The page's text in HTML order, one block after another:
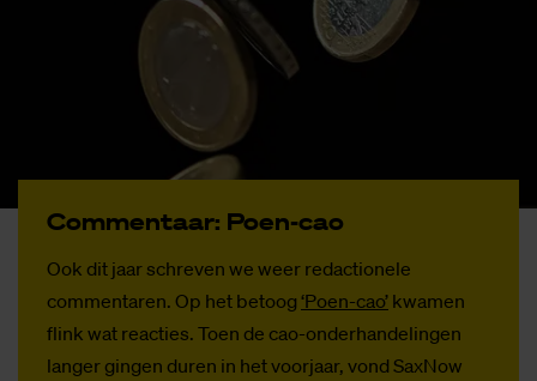
Com­men­taar: Poen-cao
Ook dit jaar schreven we weer redactionele
commentaren. Op het betoog ‘Poen-cao’ kwamen
flink wat reacties. Toen de cao-onderhandelingen
langer gingen duren in het voorjaar, vond SaxNow